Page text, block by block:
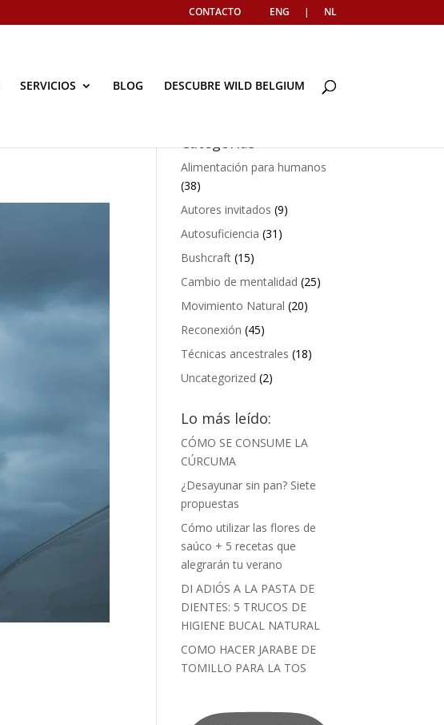
CONTACTO ENG | NL
SERVICIOS BLOG DESCUBRE WILD BELGIUM
Categorías
Alimentación para humanos
(38)
Autores invitados (9)
Autosuficiencia (31)
Bushcraft (15)
Cambio de mentalidad (25)
Movimiento Natural (20)
Reconexión (45)
Técnicas ancestrales (18)
Uncategorized (2)
Lo más leído:
CÓMO SE CONSUME LA
CÚRCUMA
¿Desayunar sin pan? Siete
propuestas
Cómo utilizar las flores de
saúco + 5 recetas que
alegrarán tu verano
DI ADIÓS A LA PASTA DE
DIENTES: 5 TRUCOS DE
HIGIENE BUCAL NATURAL
COMO HACER JARABE DE
TOMILLO PARA LA TOS